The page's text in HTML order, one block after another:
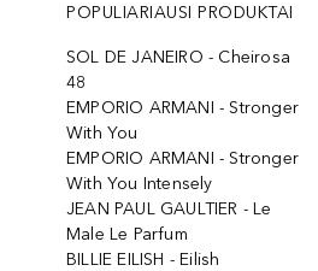
POPULIARIAUSI PRODUKTAI
SOL DE JANEIRO - Cheirosa
48
EMPORIO ARMANI - Stronger
With You
EMPORIO ARMANI - Stronger
With You Intensely
JEAN PAUL GAULTIER - Le
Male Le Parfum
BILLIE EILISH - Eilish